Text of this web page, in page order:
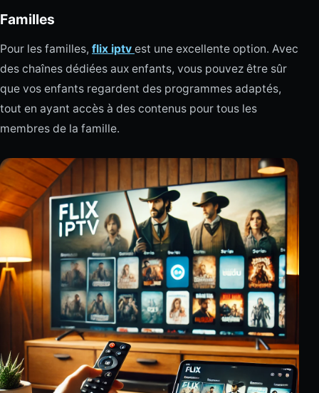
Familles
Pour les familles, flix iptv est une excellente option. Avec
des chaînes dédiées aux enfants, vous pouvez être sûr
que vos enfants regardent des programmes adaptés,
tout en ayant accès à des contenus pour tous les
membres de la famille.